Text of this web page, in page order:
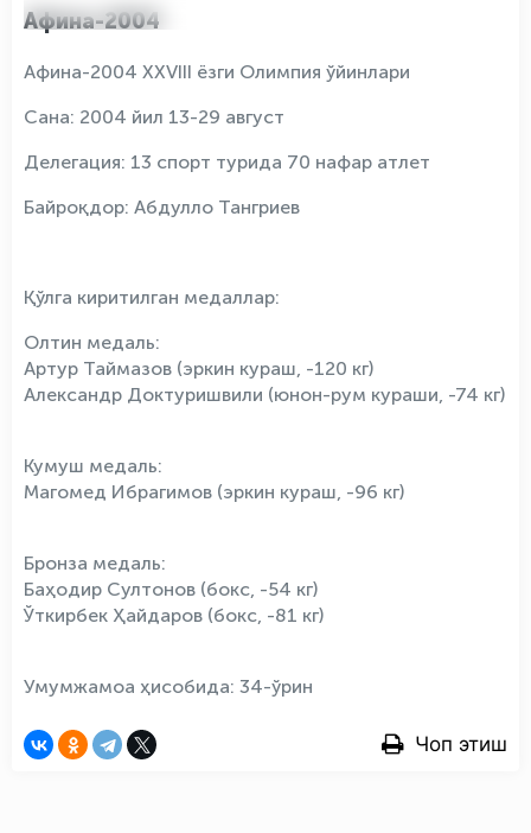
Афина-2004
Афина-2004 XXVIII ёзги Олимпия ўйинлари
Сана: 2004 йил 13-29 август
Делегация: 13 спорт турида 70 нафар атлет
Байроқдор: Абдулло Тангриев
Қўлга киритилган медаллар:
Олтин медаль:
Артур Таймазов (эркин кураш, -120 кг)
Александр Доктуришвили (юнон-рум кураши, -74 кг)
Кумуш медаль:
Магомед Ибрагимов (эркин кураш, -96 кг)
Бронза медаль:
Баҳодир Султонов (бокс, -54 кг)
Ўткирбек Ҳайдаров (бокс, -81 кг)
Умумжамоа ҳисобида: 34-ўрин
Чоп этиш